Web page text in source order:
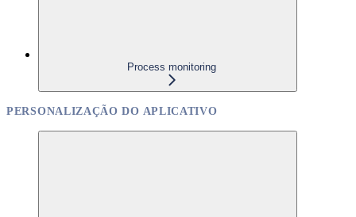
Process monitoring
PERSONALIZAÇÃO DO APLICATIVO